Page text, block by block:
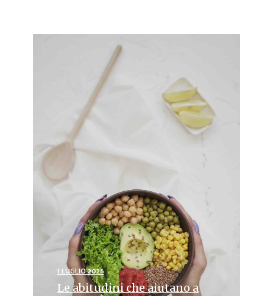
1 LUGLIO 2026
Le abitudini che aiutano a